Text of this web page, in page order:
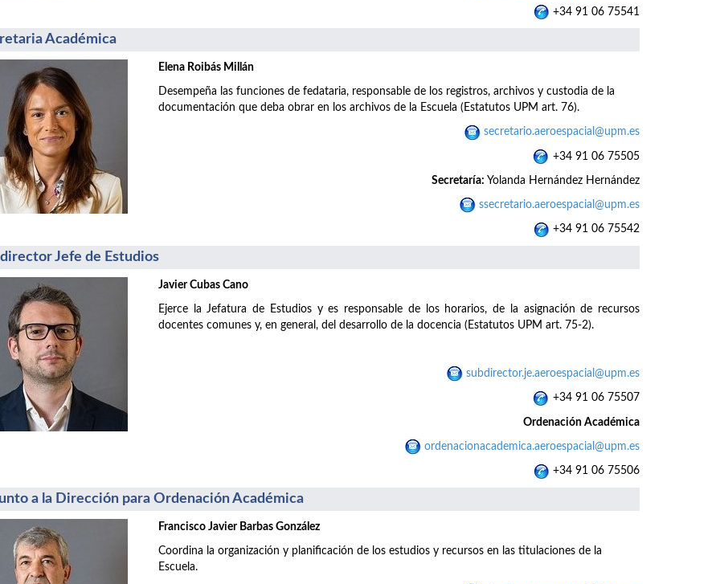
+34 91 06 75541
Académica
Elena Roibás Millán
Desempeña las funciones de fedataria, responsable de los registros, archivos y custodia de la
documentación que deba obrar en los archivos de la Escuela (Estatutos UPM art. 76).
secretario.aeroespacial@upm.es
+34 91 06 75505
Secretaría: Yolanda Hernández Hernández
ssecretario.aeroespacial@upm.es
+34 91 06 75542
Jefe de Estudios
Javier Cubas Cano
Ejerce la Jefatura de Estudios y es responsable de los horarios, de la asignación de recursos
docentes comunes y, en general, del desarrollo de la docencia (Estatutos UPM art. 75-2).
subdirector.je.aeroespacial@upm.es
+34 91 06 75507
Ordenación Académica
ordenacionacademica.aeroespacial@upm.es
+34 91 06 75506
a la Dirección para Ordenación Académica
Francisco Javier Barbas González
Coordina la organización y planificación de los estudios y recursos en las titulaciones de la
Escuela.